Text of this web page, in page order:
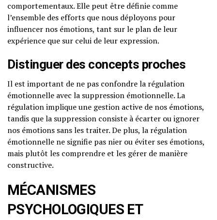
comportementaux. Elle peut être définie comme
l’ensemble des efforts que nous déployons pour
influencer nos émotions, tant sur le plan de leur
expérience que sur celui de leur expression.
Distinguer des concepts proches
Il est important de ne pas confondre la régulation
émotionnelle avec la suppression émotionnelle. La
régulation implique une gestion active de nos émotions,
tandis que la suppression consiste à écarter ou ignorer
nos émotions sans les traiter. De plus, la régulation
émotionnelle ne signifie pas nier ou éviter ses émotions,
mais plutôt les comprendre et les gérer de manière
constructive.
MÉCANISMES
PSYCHOLOGIQUES ET